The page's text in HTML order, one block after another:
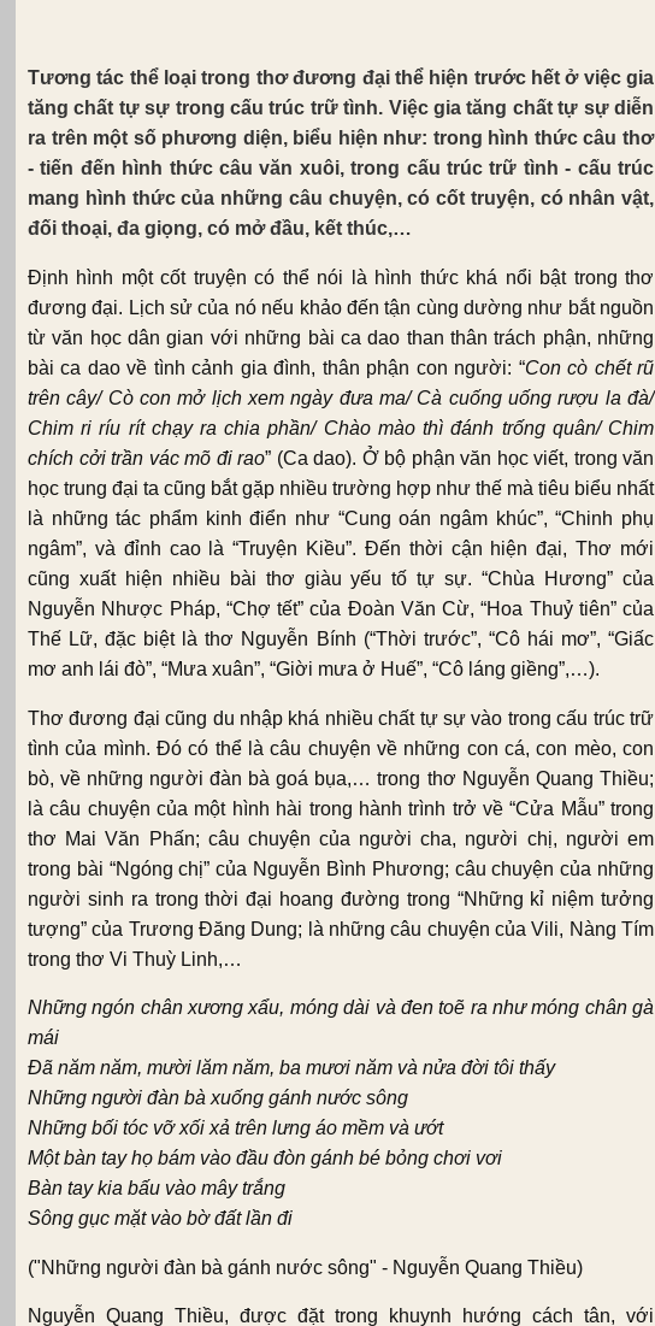
Tương tác thể loại trong thơ đương đại thể hiện trước hết ở việc gia
tăng chất tự sự trong cấu trúc trữ tình. Việc gia tăng chất tự sự diễn
ra trên một số phương diện, biểu hiện như: trong hình thức câu thơ
- tiến đến hình thức câu văn xuôi, trong cấu trúc trữ tình - cấu trúc
mang hình thức của những câu chuyện, có cốt truyện, có nhân vật,
đối thoại, đa giọng, có mở đầu, kết thúc,…
Định hình một cốt truyện có thể nói là hình thức khá nổi bật trong thơ
đương đại. Lịch sử của nó nếu khảo đến tận cùng dường như bắt nguồn
từ văn học dân gian với những bài ca dao than thân trách phận, những
bài ca dao về tình cảnh gia đình, thân phận con người: “Con cò chết rũ
trên cây/ Cò con mở lịch xem ngày đưa ma/ Cà cuống uống rượu la đà/
Chim ri ríu rít chạy ra chia phần/ Chào mào thì đánh trống quân/ Chim
chích cởi trần vác mõ đi rao” (Ca dao). Ở bộ phận văn học viết, trong văn
học trung đại ta cũng bắt gặp nhiều trường hợp như thế mà tiêu biểu nhất
là những tác phẩm kinh điển như “Cung oán ngâm khúc”, “Chinh phụ
ngâm”, và đỉnh cao là “Truyện Kiều”. Đến thời cận hiện đại, Thơ mới
cũng xuất hiện nhiều bài thơ giàu yếu tố tự sự. “Chùa Hương” của
Nguyễn Nhược Pháp, “Chợ tết” của Đoàn Văn Cừ, “Hoa Thuỷ tiên” của
Thế Lữ, đặc biệt là thơ Nguyễn Bính (“Thời trước”, “Cô hái mơ”, “Giấc
mơ anh lái đò”, “Mưa xuân”, “Giời mưa ở Huế”, “Cô láng giềng”,…).
Thơ đương đại cũng du nhập khá nhiều chất tự sự vào trong cấu trúc trữ
tình của mình. Đó có thể là câu chuyện về những con cá, con mèo, con
bò, về những người đàn bà goá bụa,… trong thơ Nguyễn Quang Thiều;
là câu chuyện của một hình hài trong hành trình trở về “Cửa Mẫu” trong
thơ Mai Văn Phấn; câu chuyện của người cha, người chị, người em
trong bài “Ngóng chị” của Nguyễn Bình Phương; câu chuyện của những
người sinh ra trong thời đại hoang đường trong “Những kỉ niệm tưởng
tượng” của Trương Đăng Dung; là những câu chuyện của Vili, Nàng Tím
trong thơ Vi Thuỳ Linh,…
Những ngón chân xương xẩu, móng dài và đen toẽ ra như móng chân gà
mái
Đã năm năm, mười lăm năm, ba mươi năm và nửa đời tôi thấy
Những người đàn bà xuống gánh nước sông
Những bối tóc vỡ xối xả trên lưng áo mềm và ướt
Một bàn tay họ bám vào đầu đòn gánh bé bỏng chơi vơi
Bàn tay kia bấu vào mây trắng
Sông gục mặt vào bờ đất lần đi
("Những người đàn bà gánh nước sông" - Nguyễn Quang Thiều)
Nguyễn Quang Thiều, được đặt trong khuynh hướng cách tân, với